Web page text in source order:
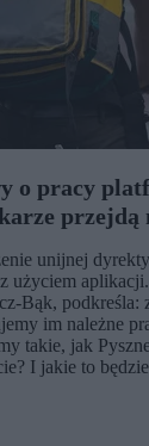
o pracy
przejdą
unijnej
użyciem
Bąk, podkreśla:
im należne
takie, jak
I jakie to